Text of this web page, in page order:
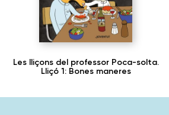
Les lliçons del professor Poca-solta.
Lliçó 1: Bones maneres